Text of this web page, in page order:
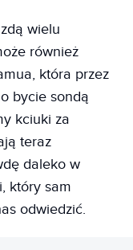
wielu
również
która przez
bycie sondą
kciuki za
teraz
daleko w
który sam
odwiedzić.